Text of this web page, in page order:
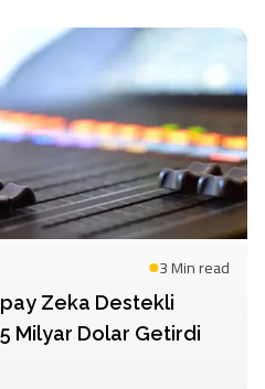
3 Minread
Zeka Destekli
Milyar Dolar Getirdi